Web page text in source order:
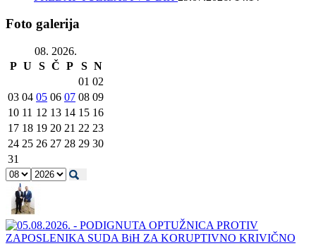
Foto galerija
08. 2026.
P U S Č P S N
01 02
03 04 05 06 07 08 09
10 11 12 13 14 15 16
17 18 19 20 21 22 23
24 25 26 27 28 29 30
31